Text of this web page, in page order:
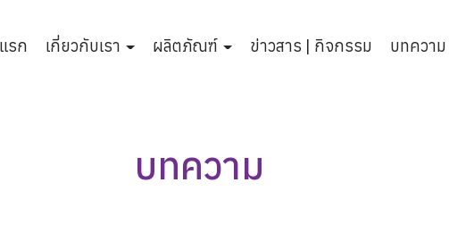
รก เกี่ยวกับเรา ผลิตภัณฑ์ ข่าวสาร | กิจกรรม บทความ
บทความ